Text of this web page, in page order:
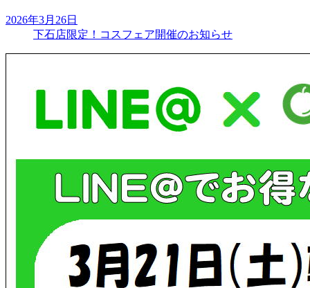
2026年3月26日
下石店限定！コスフェア開催のお知らせ